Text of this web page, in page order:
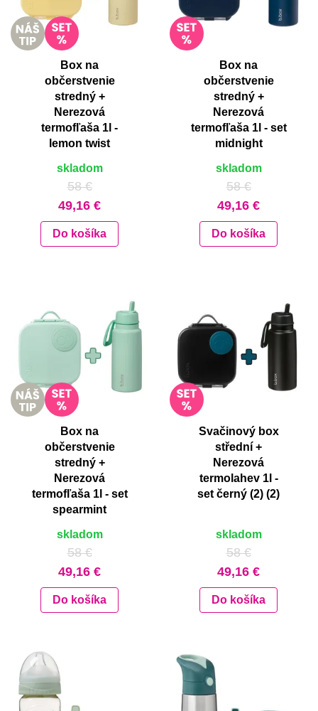
Box na
občerstvenie
stredný +
Nerezová
termofľaša 1l -
lemon twist
skladom
58 €
49,16 €
Do košíka
Box na
občerstvenie
stredný +
Nerezová
termofľaša 1l - set
midnight
skladom
58 €
49,16 €
Do košíka
Box na
občerstvenie
stredný +
Nerezová
termofľaša 1l - set
spearmint
skladom
58 €
49,16 €
Do košíka
Svačinový box
střední +
Nerezová
termolahev 1l -
set černý (2) (2)
skladom
58 €
49,16 €
Do košíka